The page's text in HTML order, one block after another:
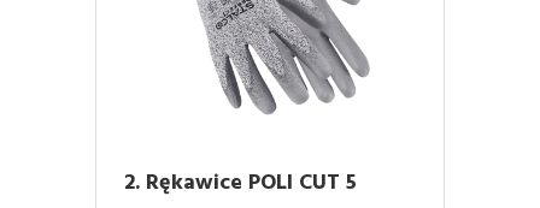
2. Rękawice POLI CUT 5